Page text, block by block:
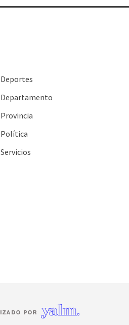
Deportes
Departamento
Provincia
Política
Servicios